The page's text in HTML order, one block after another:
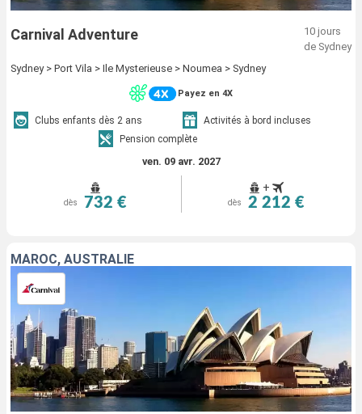
Carnival Adventure
10 jours
de Sydney
Sydney > Port Vila > Ile Mysterieuse > Noumea > Sydney
Payez en 4X
Clubs enfants dès 2 ans
Activités à bord incluses
Pension complète
ven. 09 avr. 2027
dès 732 €
+
dès 2 212 €
MAROC, AUSTRALIE